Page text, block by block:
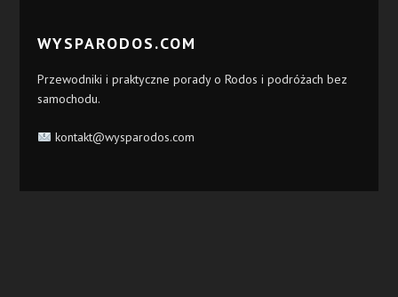
WYSPARODOS.COM
Przewodniki i praktyczne porady o Rodos i podróżach bez
samochodu.
kontakt@wysparodos.com